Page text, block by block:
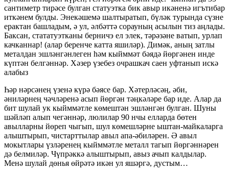
сантиметр тирәсе булган статуэтка бик авыр икәненә игътибар
иткәнем булды. Энекәшемә шалтыратып, бүләк турында сүзне
ерактан башладым, ә ул, әлбәттә сорауның асылын тиз аңлады.
Баксан, стататуэтканы берничэ ел элек, тәрәзәне ватып, урлап
качканнар! (алар беренче катта яшиләр). Димәк, аның затлы
металдан эшләнгәнлеген һәм кыйммәт бәядә йөргәнен инде
күптән белгәннәр. Хәзер үзебез очрашкач саен уфтанып искә
алабыз
Һәр нәрсәнең үзенә күрә бәясе бар. Хәтерләсәң, әби,
әниләрнең чәчләренә асып йөргән тәңкәләре бар иде. Алар да
бит шулай ук кыйммәтле көмештән эшләнгән булган. Шуны
шәйләп алып чегәннәр, люлилар 90 нчы елларда бөтен
авылларны йөреп чыгып, шул көмешләрне ыштан-майкаларга
алыштырып, чистарттылар авыл апа-әбиләрен. Ә авыл
мокытлары үзләренең кыйммәтле металл тагып йөргәннәрен
дә белмиләр. Чүпрәккә алыштырып, авыз ачып калдылар.
Менә шулай дөнья өйрәтә икән ул яшәргә, дустым…